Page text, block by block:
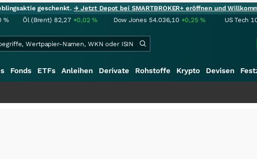
geschenkt.→ Jetzt Depot bei SMARTBROKER+ eröffnen und
% Öl (Brent) 82,27 +0,02% Dow Jones 54.036,10 +0,25% US Tech
Fonds ETFs Anleihen Derivate Rohstoffe Krypto Devisen